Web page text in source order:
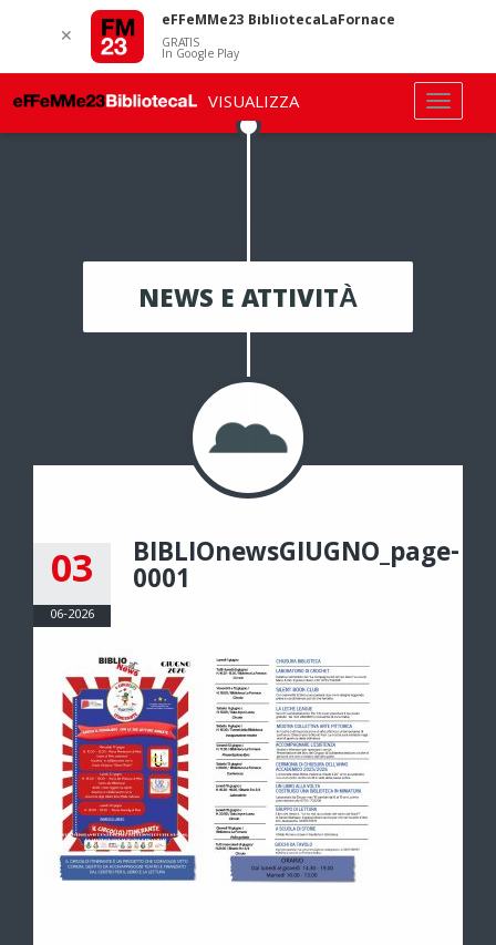
NEWS E ATTIVITÀ
03
06-2026
BIBLIOnewsGIUGNO_page-
0001
✕
eFFeMMe23 BibliotecaLaFornace
GRATIS
In Google Play
VISUALIZZA